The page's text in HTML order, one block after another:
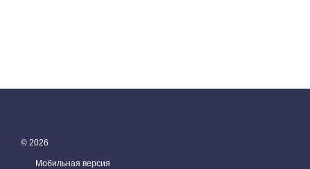
© 2026
Мобильная версия